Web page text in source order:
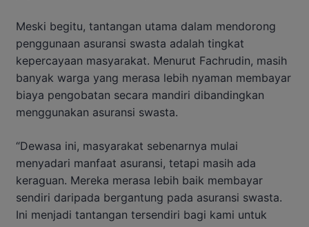
Meski begitu, tantangan utama dalam mendorong
penggunaan asuransi swasta adalah tingkat
kepercayaan masyarakat. Menurut Fachrudin, masih
banyak warga yang merasa lebih nyaman membayar
biaya pengobatan secara mandiri dibandingkan
menggunakan asuransi swasta.
“Dewasa ini, masyarakat sebenarnya mulai
menyadari manfaat asuransi, tetapi masih ada
keraguan. Mereka merasa lebih baik membayar
sendiri daripada bergantung pada asuransi swasta.
Ini menjadi tantangan tersendiri bagi kami untuk